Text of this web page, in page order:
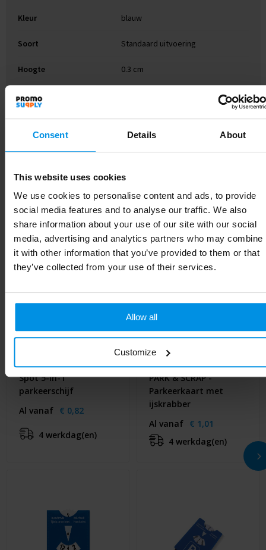
Consent Details About
This website uses cookies
We use cookies to personalise content and ads, to provide
social media features and to analyse our traffic. We also
share information about your use of our site with our social
media, advertising and analytics partners who may combine
it with other information that you’ve provided to them or that
they’ve collected from your use of their services.
Allow all
Customize
Kleur blauw
Soort Standaard uitvoering
Hoogte 0.3 cm
Breedte
Lengte 13 cm
Gerelateerde producten
Spot 5-in-1
parkeerschijf
Al vanaf € 0,82
4 werkdag(en)
PARK & SCRAP -
Parkeerkaart met
ijskrabber
Al vanaf € 1,01
4 werkdag(en)